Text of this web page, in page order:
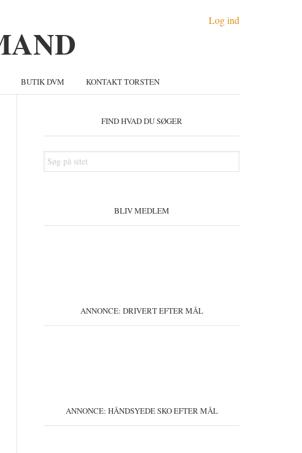
Log ind
BUTIK DVM KONTAKT TORSTEN
FIND HVAD DU SØGER
Søg
på
BLIV MEDLEM
ANNONCE: DRIVERT EFTER MÅL
ANNONCE: HÅNDSYEDE SKO EFTER MÅL